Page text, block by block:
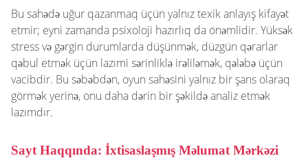
Bu sahədə uğur qazanmaq üçün yalnız texik anlayış kifayət
etmir; eyni zamanda psixoloji hazırlıq da önəmlidir. Yüksək
stress və gərgin durumlarda düşünmək, düzgün qərarlar
qəbul etmək üçün lazımi sərinliklə irəliləmək, qələbə üçün
vacibdir. Bu səbəbdən, oyun sahəsini yalnız bir şans olaraq
görmək yerinə, onu daha dərin bir şəkildə analiz etmək
lazımdır.
Sayt Haqqında: İxtisaslaşmış Məlumat Mərkəzi